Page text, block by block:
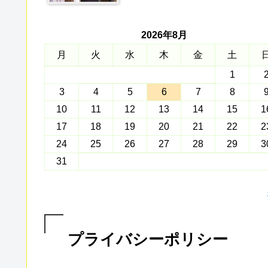
2026年8月
月
火 水 木 金 土
日
1
2
3
4 5 6 7 8
10
11 12 13 14 15
17
18 19 20 21 22
24
25 26 27 28 29
31
プライバシーポリシー